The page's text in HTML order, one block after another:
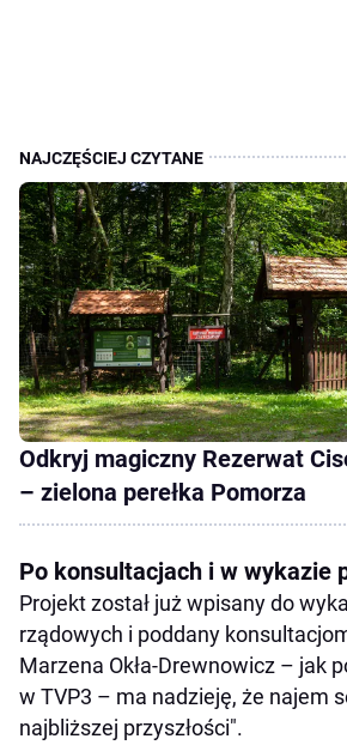
Odkryj magiczny Rezerwat
– zielona perełka Pomorza
Po konsultacjach i w wykazie
Projekt został już wpisany do
rządowych i poddany
Marzena Okła-Drewnowicz – jak
w TVP3 – ma nadzieję, że najem
najbliższej przyszłości".